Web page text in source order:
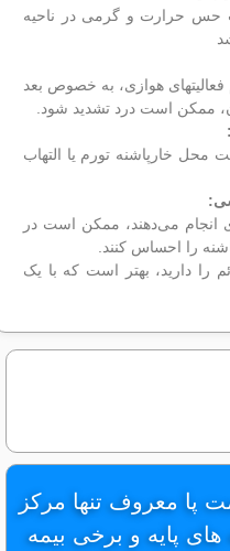
حس حرارت و گرمی در ناحیه
هوازی، به خصوص بعد
ممکن است درد تشدید شود.
خارپاشنه تورم یا التهاب
انجام می‌دهند، ممکن است در
را احساس کنند.
را دارید، بهتر است که با یک
پا معروف تنها مرکز
پایه و برخی بیمه